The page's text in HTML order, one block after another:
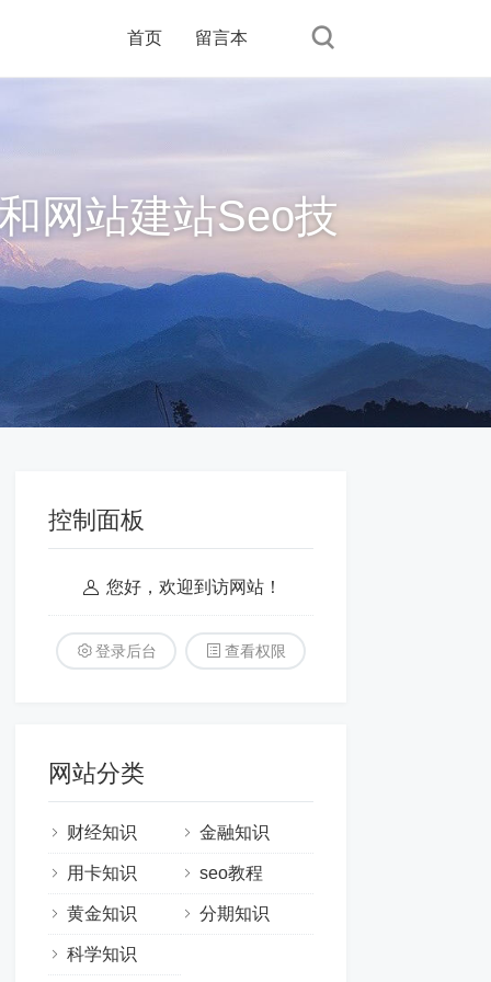
首页 留言本
网站建站Seo技
控制面板
您好，欢迎到访网站！
登录后台 查看权限
网站分类
财经知识 金融知识
用卡知识 seo教程
黄金知识 分期知识
科学知识